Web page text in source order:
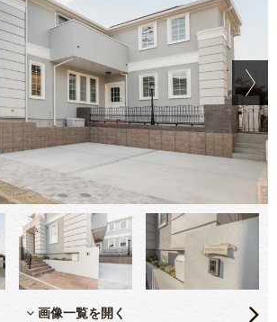
画像一覧を開く